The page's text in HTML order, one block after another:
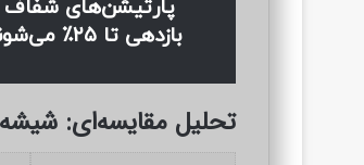
پارتیشن‌های
بازدهی تا ۲۵٪ می‌شوند.
تحلیل مقایسه‌ای: